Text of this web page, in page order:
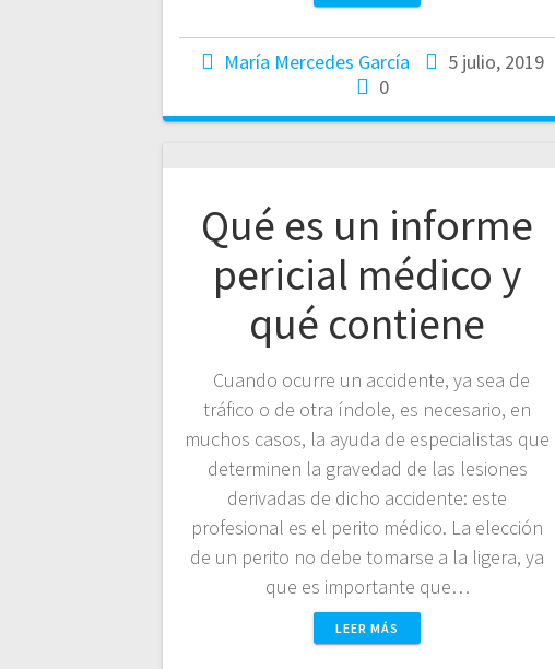
María Mercedes García
5 julio, 2019
0
Qué es un informe
pericial médico y
qué contiene
Cuando ocurre un accidente, ya sea de
tráfico o de otra índole, es necesario, en
muchos casos, la ayuda de especialistas que
determinen la gravedad de las lesiones
derivadas de dicho accidente: este
profesional es el perito médico. La elección
de un perito no debe tomarse a la ligera, ya
que es importante que…
LEER MÁS